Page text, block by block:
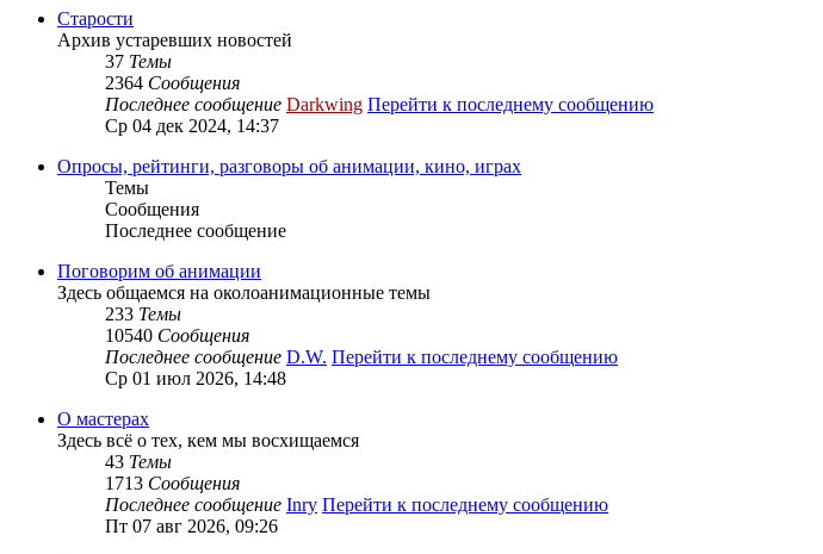
Старости
Архив устаревших новостей
37 Темы
2364 Сообщения
Последнее сообщение Darkwing Перейти к последнему сообщению
Ср 04 дек 2024, 14:37
Опросы, рейтинги, разговоры об анимации, кино, играх
Темы
Сообщения
Последнее сообщение
Поговорим об анимации
Здесь общаемся на околоанимационные темы
233 Темы
10540 Сообщения
Последнее сообщение D.W. Перейти к последнему сообщению
Ср 01 июл 2026, 14:48
О мастерах
Здесь всё о тех, кем мы восхищаемся
43 Темы
1713 Сообщения
Последнее сообщение Inry Перейти к последнему сообщению
Пт 07 авг 2026, 09:26